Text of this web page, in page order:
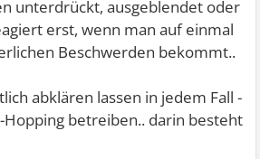
unterdrückt, ausgeblendet oder
erst, wenn man auf einmal
Beschwerden bekommt..
abklären lassen in jedem Fall -
Hopping betreiben.. darin besteht